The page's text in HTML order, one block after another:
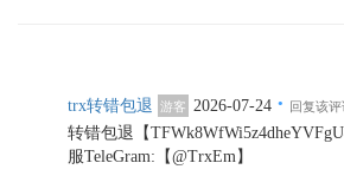
trx转错包退 游客 2026-07-24 · 回复该
转错包退【
服TeleGram:【@TrxEm】